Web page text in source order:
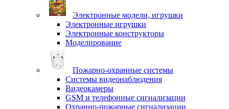
Электронные модели, игрушки
Электронные игрушки
Электронные конструкторы
Моделирование
Пожарно-охранные системы
Системы видеонаблюдения
Видеокамеры
GSM и телефонные сигнализации
Охранно-пожарные сигнализации